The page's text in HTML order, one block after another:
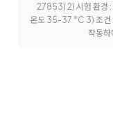
27853) 2) 시험 환경
온도 35-37 °C 3) 조건 :
작동하